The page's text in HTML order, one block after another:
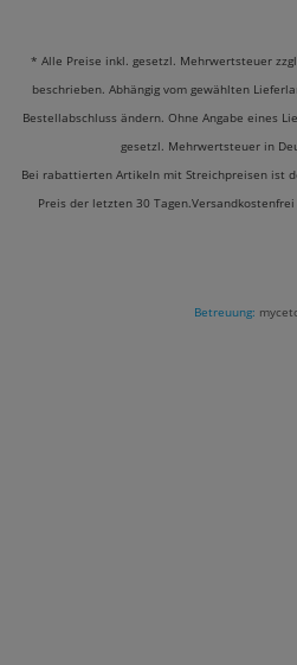
* Alle Preise inkl. gesetzl. Mehrwertsteuer
beschrieben. Abhängig vom gewählten
Bestellabschluss ändern. Ohne Angabe eines
gesetzl. Mehrwertsteuer in
Bei rabattierten Artikeln mit Streichpreisen ist
Preis der letzten 30
Betreuung: